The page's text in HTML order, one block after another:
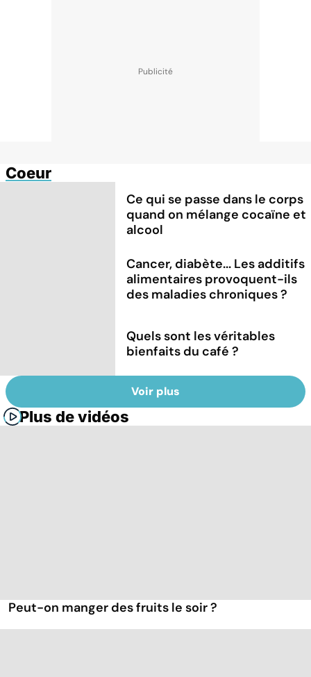
Coeur
Ce qui se passe dans le corps
quand on mélange cocaïne et
alcool
Cancer, diabète... Les additifs
alimentaires provoquent-ils
des maladies chroniques ?
Quels sont les véritables
bienfaits du café ?
Voir plus
Plus de vidéos
Peut-on manger des fruits le soir ?